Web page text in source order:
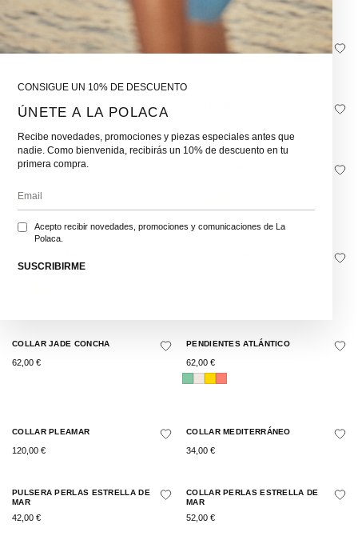
AROS CONCHITA PLEAMAR COLLAR PERLAS LAPA
COLLAR TRIDENTARIUS
COLLAR PERLAS ATLÁNTICO
COLLAR JADE CONCHA
62,00 €
PENDIENTES ATLÁNTICO
62,00 €
COLLAR PLEAMAR
120,00 €
COLLAR MEDITERRÁNEO
34,00 €
PULSERA PERLAS ESTRELLA DE
MAR
42,00 €
COLLAR PERLAS ESTRELLA DE
MAR
52,00 €
CONSIGUE UN 10% DE DESCUENTO
ÚNETE A LA POLACA
Recibe novedades, promociones y piezas especiales antes que
nadie. Como bienvenida, recibirás un 10% de descuento en tu
primera compra.
Acepto recibir novedades, promociones y comunicaciones de La
Polaca.
SUSCRIBIRME